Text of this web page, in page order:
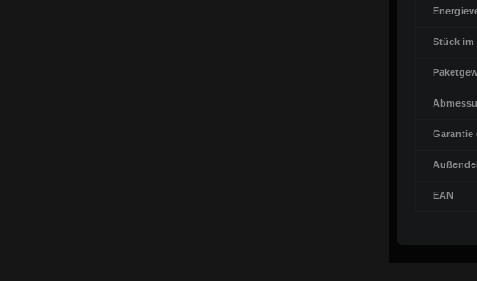
Stück im
Garantie
EAN